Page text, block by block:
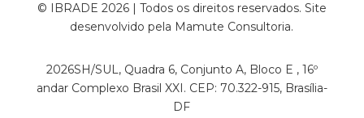
© IBRADE 2026 | Todos os direitos reservados. Site
desenvolvido pela Mamute Consultoria.
2026SH/SUL, Quadra 6, Conjunto A, Bloco E , 16º
andar Complexo Brasil XXI. CEP: 70.322-915, Brasília-
DF